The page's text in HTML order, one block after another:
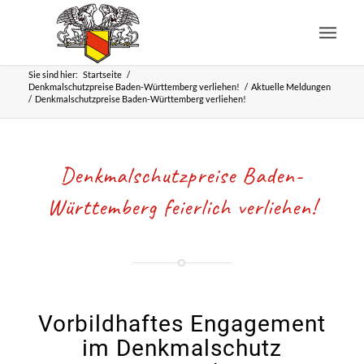
Sie sind hier: Startseite /
Denkmalschutzpreise Baden-Württemberg verliehen! / Aktuelle Meldungen
/ Denkmalschutzpreise Baden-Württemberg verliehen!
Denkmalschutzpreise Baden-
Württemberg feierlich verliehen!
Vorbildhaftes Engagement
im Denkmalschutz